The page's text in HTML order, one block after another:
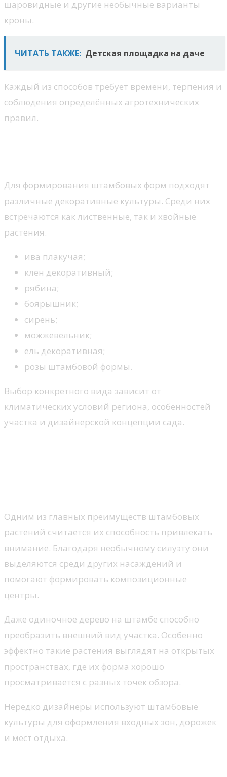
шаровидные и другие необычные варианты
кроны.
ЧИТАТЬ ТАКЖЕ: Детская площадка на даче
Каждый из способов требует времени, терпения и
соблюдения определённых агротехнических
правил.
Для формирования штамбовых форм подходят
различные декоративные культуры. Среди них
встречаются как лиственные, так и хвойные
растения.
ива плакучая;
клен декоративный;
рябина;
боярышник;
сирень;
можжевельник;
ель декоративная;
розы штамбовой формы.
Выбор конкретного вида зависит от
климатических условий региона, особенностей
участка и дизайнерской концепции сада.
Одним из главных преимуществ штамбовых
растений считается их способность привлекать
внимание. Благодаря необычному силуэту они
выделяются среди других насаждений и
помогают формировать композиционные
центры.
Даже одиночное дерево на штамбе способно
преобразить внешний вид участка. Особенно
эффектно такие растения выглядят на открытых
пространствах, где их форма хорошо
просматривается с разных точек обзора.
Нередко дизайнеры используют штамбовые
культуры для оформления входных зон, дорожек
и мест отдыха.